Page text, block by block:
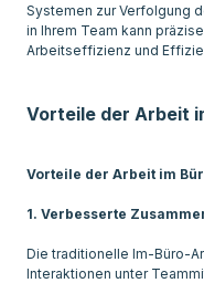
Systemen zur Verfolgung
in Ihrem Team kann
Arbeitseffizienz und
Vorteile der Arbeit
Vorteile der Arbeit im
1. Verbesserte
Die traditionelle Im-Büro-
Interaktionen unter